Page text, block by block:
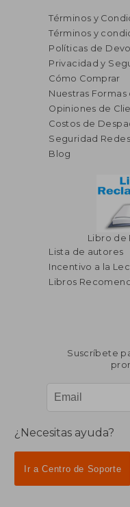
Términos y
Términos y
Políticas de
Privacidad y
Cómo Comprar
Nuestras Formas
Opiniones de
Costos de
Seguridad
Blog
Libro de
Lista de autores
Incentivo a la
Libros
Suscríbete
¿Necesitas ayuda?
Ir a Centro de Soporte